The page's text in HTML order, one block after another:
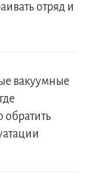
отряд и
вакуумные
обратить